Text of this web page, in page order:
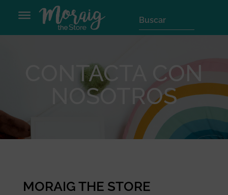
CONTACTA CON
NOSOTROS
MORAIG THE STORE